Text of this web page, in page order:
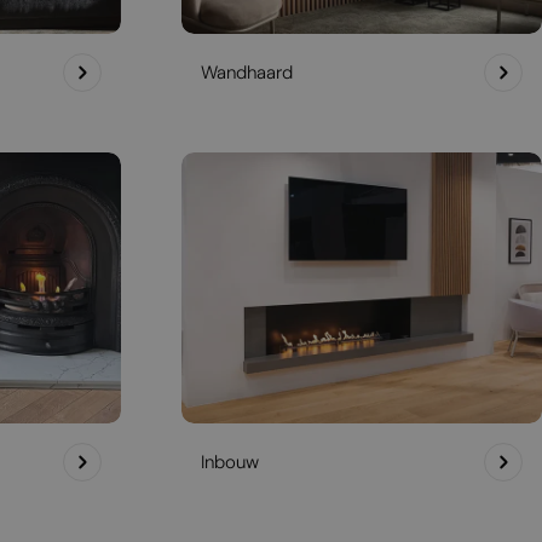
Wandhaard
Inbouw